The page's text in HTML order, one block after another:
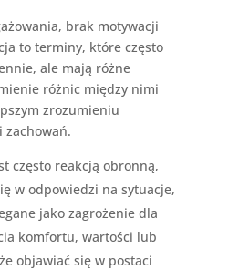
brak motywacji
to terminy, które często
ale mają różne
różnic między nimi
zrozumieniu
zachowań.
często reakcją obronną,
w odpowiedzi na sytuacje,
jako zagrożenie dla
komfortu, wartości lub
objawiać się w postaci